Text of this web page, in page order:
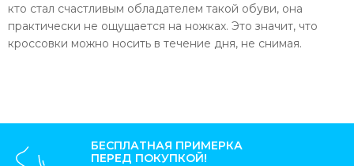
кто стал счастливым обладателем такой обуви, она
практически не ощущается на ножках. Это значит, что
кроссовки можно носить в течение дня, не снимая.
БЕСПЛАТНАЯ ПРИМЕРКА
ПЕРЕД ПОКУПКОЙ!